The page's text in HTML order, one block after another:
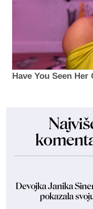
Have You Seen
Devojka Janika
pokazala